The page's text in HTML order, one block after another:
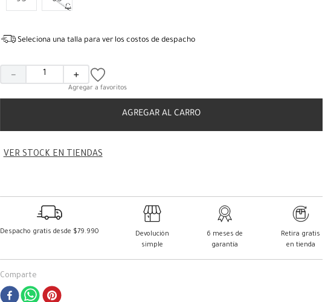
Seleciona una talla para ver los costos de despacho
＋
－
AGREGAR AL CARRO
VER STOCK EN TIENDAS
Despacho gratis desde $79.990
Devolución
simple
6 meses de
garantía
Retira gratis
en tienda
Comparte